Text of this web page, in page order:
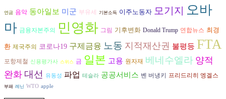
연금 음악 동아일보 미군 부유세 기본소득 이주노동자 모기지 오바
마 금융자본주의 민영화 그림 기후변화 Donald Trump 연합뉴스 최경
환 제국주의 코로나19 구제금융 노동 지적재산권 불평등 FTA
포항제철 신용평가사 스위스 금 일본 고용 원자재 베네수엘라 양적
완화 대선 유동성 파업 테슬라 공공서비스 벤 버냉키 프리드리히 엥겔스
부패 레닌 WTO apple